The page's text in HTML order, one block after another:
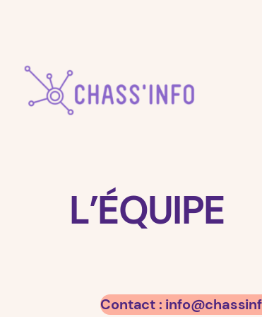
L’ÉQUIPE
Contact : info